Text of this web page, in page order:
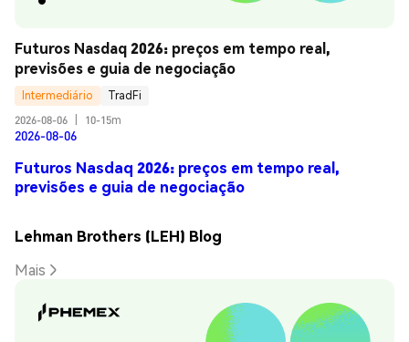
Futuros Nasdaq 2026: preços em tempo real,
previsões e guia de negociação
Intermediário
TradFi
2026-08-06
10-15m
2026-08-06
Futuros Nasdaq 2026: preços em tempo real,
previsões e guia de negociação
Lehman Brothers (LEH) Blog
Mais